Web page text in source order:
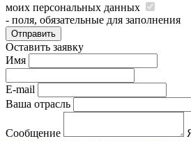
моих персональных данных
- поля, обязательные для заполнения
Отправить
Оставить заявку
Имя
E-mail
Ваша отрасль
Сообщение